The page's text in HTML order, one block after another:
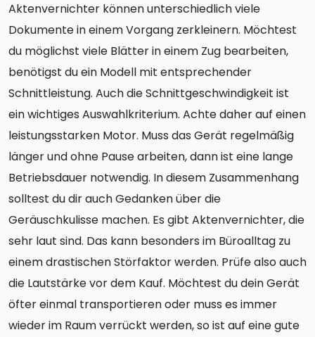
Aktenvernichter können unterschiedlich viele
Dokumente in einem Vorgang zerkleinern. Möchtest
du möglichst viele Blätter in einem Zug bearbeiten,
benötigst du ein Modell mit entsprechender
Schnittleistung. Auch die Schnittgeschwindigkeit ist
ein wichtiges Auswahlkriterium. Achte daher auf einen
leistungsstarken Motor. Muss das Gerät regelmäßig
länger und ohne Pause arbeiten, dann ist eine lange
Betriebsdauer notwendig. In diesem Zusammenhang
solltest du dir auch Gedanken über die
Geräuschkulisse machen. Es gibt Aktenvernichter, die
sehr laut sind. Das kann besonders im Büroalltag zu
einem drastischen Störfaktor werden. Prüfe also auch
die Lautstärke vor dem Kauf. Möchtest du dein Gerät
öfter einmal transportieren oder muss es immer
wieder im Raum verrückt werden, so ist auf eine gute